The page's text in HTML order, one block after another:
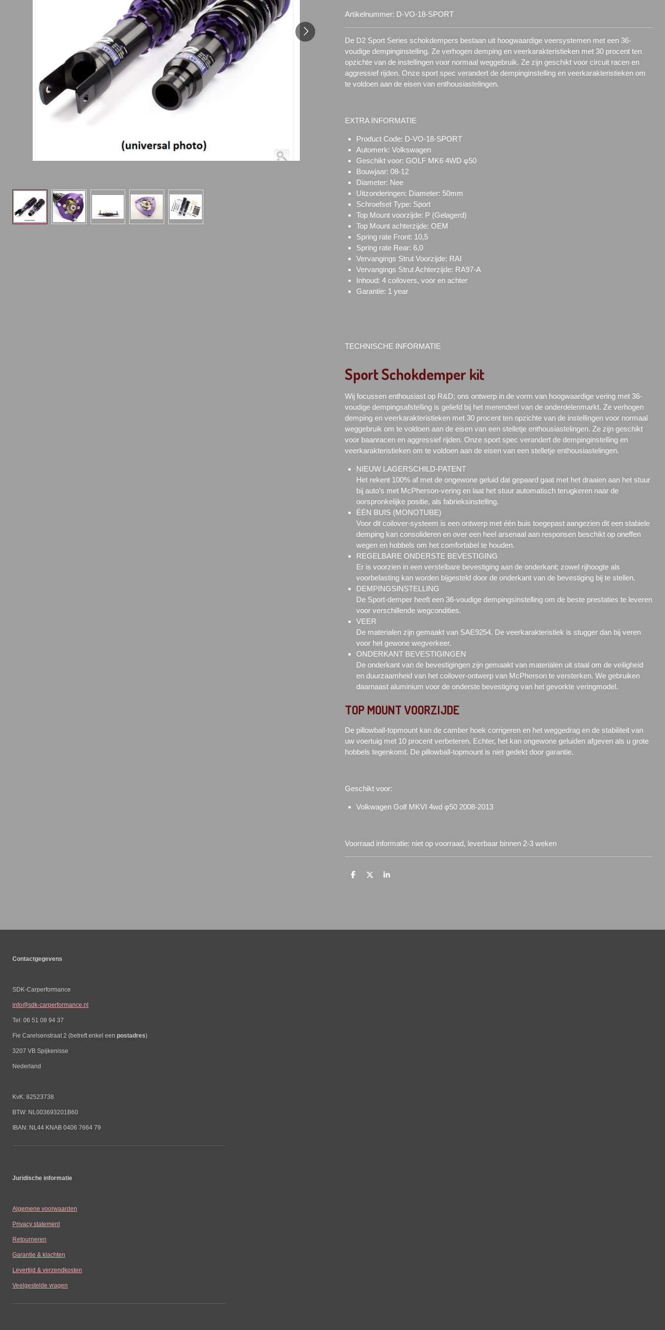
Artikelnummer: D-VO-18-SPORT
De D2 Sport Series schokdempers bestaan uit hoogwaardige veersystemen met een 36-
voudige dempinginstelling. Ze verhogen demping en veerkarakteristieken met 30 procent ten
opzichte van de instellingen voor normaal weggebruik. Ze zijn geschikt voor circuit racen en
aggressief rijden. Onze sport spec verandert de dempinginstelling en veerkarakteristieken om
te voldoen aan de eisen van enthousiastelingen.
EXTRA INFORMATIE
Product Code: D-VO-18-SPORT
Automerk: Volkswagen
Geschikt voor: GOLF MK6 4WD φ50
Bouwjaar: 08-12
Diameter: Nee
Uitzonderingen: Diameter: 50mm
Schroefset Type: Sport
Top Mount voorzijde: P (Gelagerd)
Top Mount achterzijde: OEM
Spring rate Front: 10,5
Spring rate Rear: 6,0
Vervangings Strut Voorzijde: RAI
Vervangings Strut Achterzijde: RA97-A
Inhoud: 4 coilovers, voor en achter
Garantie: 1 year
TECHNISCHE INFORMATIE
Sport Schokdemper kit
Wij focussen enthousiast op R&D; ons ontwerp in de vorm van hoogwaardige vering met 36-
voudige dempingsafstelling is geliefd bij het merendeel van de onderdelenmarkt. Ze verhogen
demping en veerkarakteristieken met 30 procent ten opzichte van de instellingen voor normaal
weggebruik om te voldoen aan de eisen van een stelletje enthousiastelingen. Ze zijn geschikt
voor baanracen en aggressief rijden. Onze sport spec verandert de dempinginstelling en
veerkarakteristieken om te voldoen aan de eisen van een stelletje enthousiastelingen.
NIEUW LAGERSCHILD-PATENT
Het rekent 100% af met de ongewone geluid dat gepaard gaat met het draaien aan het stuur
bij auto’s met McPherson-vering en laat het stuur automatisch terugkeren naar de
oorspronkelijke positie, als fabrieksinstelling.
ÉÉN BUIS (MONOTUBE)
Voor dit coilover-systeem is een ontwerp met één buis toegepast aangezien dit een stabiele
demping kan consolideren en over een heel arsenaal aan responsen beschikt op oneffen
wegen en hobbels om het comfortabel te houden.
REGELBARE ONDERSTE BEVESTIGING
Er is voorzien in een verstelbare bevestiging aan de onderkant; zowel rijhoogte als
voorbelasting kan worden bijgesteld door de onderkant van de bevestiging bij te stellen.
DEMPINGSINSTELLING
De Sport-demper heeft een 36-voudige dempingsinstelling om de beste prestaties te leveren
voor verschillende wegcondities.
VEER
De materialen zijn gemaakt van SAE9254. De veerkarakteristiek is stugger dan bij veren
voor het gewone wegverkeer.
ONDERKANT BEVESTIGINGEN
De onderkant van de bevestigingen zijn gemaakt van materialen uit staal om de veiligheid
en duurzaamheid van het coilover-ontwerp van McPherson te versterken. We gebruiken
daarnaast aluminium voor de onderste bevestiging van het gevorkte veringmodel.
TOP MOUNT VOORZIJDE
De pillowball-topmount kan de camber hoek corrigeren en het weggedrag en de stabiliteit van
uw voertuig met 10 procent verbeteren. Echter, het kan ongewone geluiden afgeven als u grote
hobbels tegenkomt. De pillowball-topmount is niet gedekt door garantie.
Geschikt voor:
Volkwagen Golf MKVI 4wd φ50 2008-2013
Voorraad informatie: niet op voorraad, leverbaar binnen 2-3 weken
D
D
S
Contactgegevens
SDK-Carperformance
info@sdk-carperformance.nl
Tel: 06 51 08 94 37
Fie Carelsenstraat 2 (betreft enkel een postadres)
3207 VB Spijkenisse
Nederland
KvK: 82523738
BTW: NL003693201B60
IBAN: NL44 KNAB 0406 7664 79
Juridische informatie
Algemene voorwaarden
Privacy statement
Retourneren
Garantie & klachten
Levertijd & verzendkosten
Veelgestelde vragen